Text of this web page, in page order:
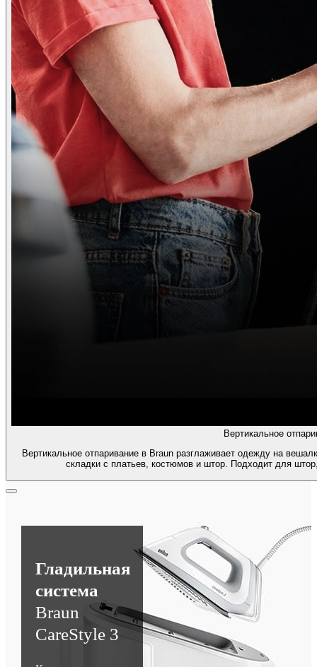
Вертикальное
Вертикальное отпаривание в Braun разглаживает одежду на
складки с платьев, костюмов и штор. Подходит для
Гладильная
система
Braun
CareStyle 3